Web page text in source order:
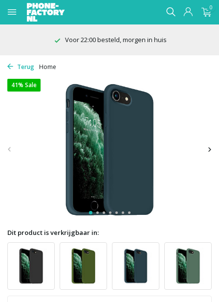
0
Voor 22:00 besteld, morgen in huis
Terug Home
41% Sale
Dit product is verkrijgbaar in: